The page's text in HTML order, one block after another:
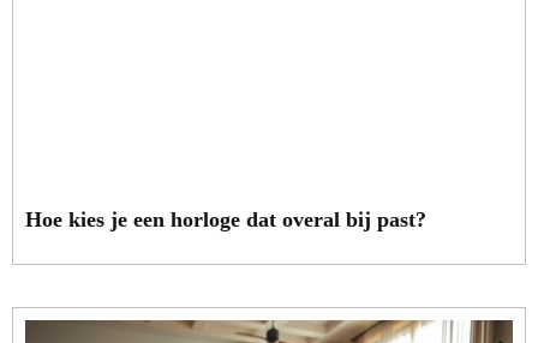
Hoe kies je een horloge dat overal bij past?